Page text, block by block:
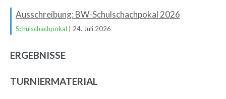
Ausschreibung: BW-Schulschachpokal 2026
Schulschachpokal | 24. Juli 2026
ERGEBNISSE
TURNIERMATERIAL